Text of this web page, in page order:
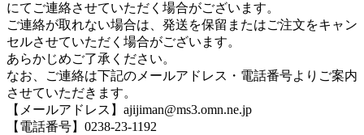
にてご連絡させていただく場合がございます。
ご連絡が取れない場合は、発送を保留またはご注文をキャン
セルさせていただく場合がございます。
あらかじめご了承ください。
なお、ご連絡は下記のメールアドレス・電話番号よりご案内
させていただきます。
【メールアドレス】ajijiman@ms3.omn.ne.jp
【電話番号】0238-23-1192